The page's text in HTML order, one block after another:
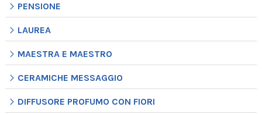
PENSIONE
LAUREA
MAESTRA E MAESTRO
CERAMICHE MESSAGGIO
DIFFUSORE PROFUMO CON FIORI